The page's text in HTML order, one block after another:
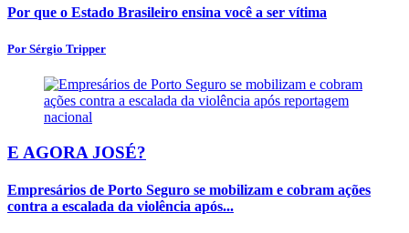
Por que o Estado Brasileiro ensina você a ser vítima
Por Sérgio Tripper
E AGORA JOSÉ?
Empresários de Porto Seguro se mobilizam e cobram ações
contra a escalada da violência após...